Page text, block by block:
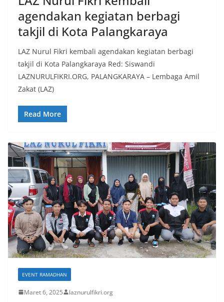
agendakan kegiatan berbagi
takjil di Kota Palangkaraya
LAZ Nurul Fikri kembali agendakan kegiatan berbagi
takjil di Kota Palangkaraya Red: Siswandi
LAZNURULFIKRI.ORG, PALANGKARAYA – Lembaga Amil
Zakat (LAZ)
Read More
EVENT RAMADHAN
Maret 6, 2025 laznurulfikri.org